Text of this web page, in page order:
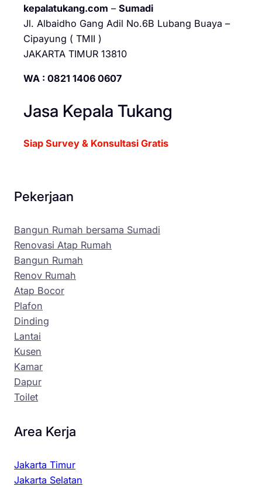
kepalatukang.com – Sumadi
Jl. Albaidho Gang Adil No.6B Lubang Buaya –
Cipayung ( TMII )
JAKARTA TIMUR 13810
WA : 0821 1406 0607
Jasa Kepala Tukang
Siap Survey & Konsultasi Gratis
Pekerjaan
Bangun Rumah bersama Sumadi
Renovasi Atap Rumah
Bangun Rumah
Renov Rumah
Atap Bocor
Plafon
Dinding
Lantai
Kusen
Kamar
Dapur
Toilet
Area Kerja
Jakarta Timur
Jakarta Selatan